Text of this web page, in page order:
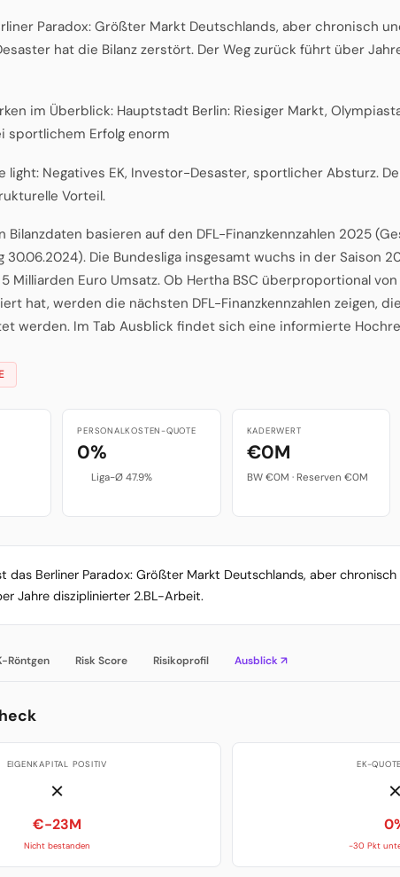
Paradox: Größter Markt Deutschlands, aber chronisch
hat die Bilanz zerstört. Der Weg zurück führt über
im Überblick: Hauptstadt Berlin: Riesiger Markt,
sportlichem Erfolg enorm
light: Negatives EK, Investor-Desaster, sportlicher Absturz.
Vorteil.
Bilanzdaten basieren auf den DFL-Finanzkennzahlen 2025
30.06.2024). Die Bundesliga insgesamt wuchs in der Saison
Milliarden Euro Umsatz. Ob Hertha BSC überproportional
hat, werden die nächsten DFL-Finanzkennzahlen zeigen,
werden. Im Tab Ausblick findet sich eine informierte
PERSONALKOSTEN-QUOTE
0%
Liga-Ø 47.9%
KADERWERT
€0M
BW €0M · Reserven €0M
das Berliner Paradox: Größter Markt Deutschlands, aber
Jahre disziplinierter 2.BL-Arbeit.
Röntgen Risk Score Risikoprofil Ausblick ↗
EIGENKAPITAL POSITIV
✗
€-23M
Nicht bestanden
EK-
✗
-30 Pkt